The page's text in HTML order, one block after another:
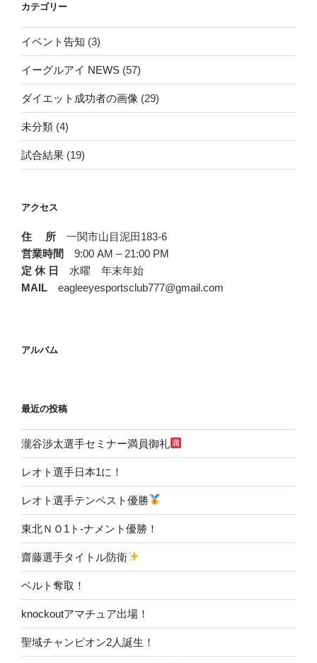
カテゴリー
イベント告知 (3)
イーグルアイ NEWS (57)
ダイエット成功者の画像 (29)
未分類 (4)
試合結果 (19)
アクセス
住 所 一関市山目泥田183-6
営業時間
9:00 AM – 21:00 PM
定 休 日
水曜 年末年始
MAIL eagleeyesportsclub777@gmail.com
アルバム
最近の投稿
瀧谷渉太選手セミナー満員御礼
レオト選手日本1に！
レオト選手テンペスト優勝
東北ＮＯ1ト-ナメント優勝！
齋藤選手タイトル防衛
ベルト奪取！
knockoutアマチュア出場！
聖域チャンピオン2人誕生！